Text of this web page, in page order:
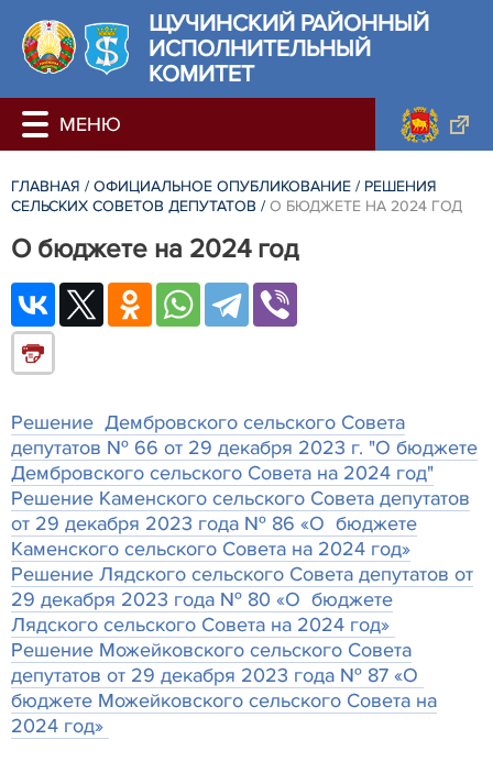
ЩУЧИНСКИЙ РАЙОННЫЙ
ИСПОЛНИТЕЛЬНЫЙ
КОМИТЕТ
ГЛАВНАЯ / ОФИЦИАЛЬНОЕ ОПУБЛИКОВАНИЕ / РЕШЕНИЯ
СЕЛЬСКИХ СОВЕТОВ ДЕПУТАТОВ / О БЮДЖЕТЕ НА 2024 ГОД
О бюджете на 2024 год
Решение Дембровского сельского Совета
депутатов № 66 от 29 декабря 2023 г. "О бюджете
Дембровского сельского Совета на 2024 год"
Решение Каменского сельского Совета депутатов
от 29 декабря 2023 года № 86 «О бюджете
Каменского сельского Совета на 2024 год»
Решение Лядского сельского Совета депутатов от
29 декабря 2023 года № 80 «О бюджете
Лядского сельского Совета на 2024 год»
Решение Можейковского сельского Совета
депутатов от 29 декабря 2023 года № 87 «О
бюджете Можейковского сельского Совета на
2024 год»